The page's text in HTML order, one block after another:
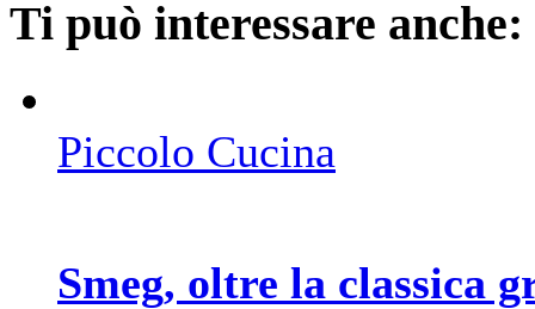
Ti può interessare anche:
Piccolo Cucina
Smeg, oltre la classica